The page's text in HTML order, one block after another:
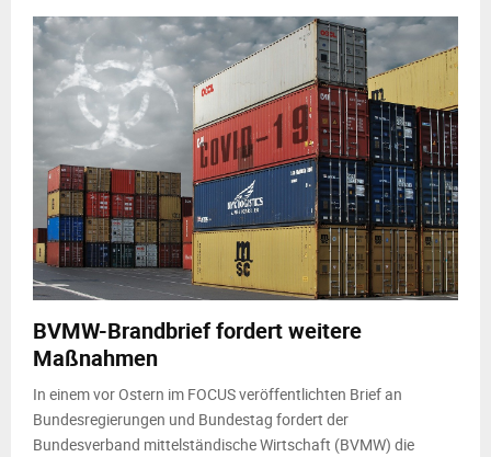
BVMW-Brandbrief fordert weitere
Maßnahmen
In einem vor Ostern im FOCUS veröffentlichten Brief an
Bundesregierungen und Bundestag fordert der
Bundesverband mittelständische Wirtschaft (BVMW) die